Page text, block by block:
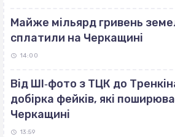
Майже мільярд гривень
сплатили на Черкащині
14:00
Від ШІ‐фото з ТЦК до
добірка фейків, які
Черкащині
13:59